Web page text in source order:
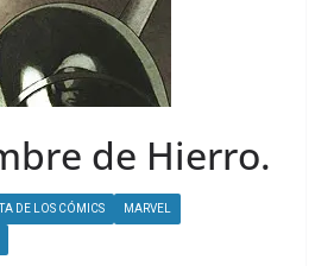
de Hierro.
DE LOS CÓMICS MARVEL